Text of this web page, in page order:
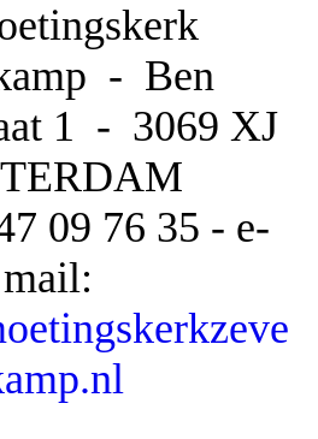
- Ben
1 - 3069 XJ
09 76 35 - e-
mail: